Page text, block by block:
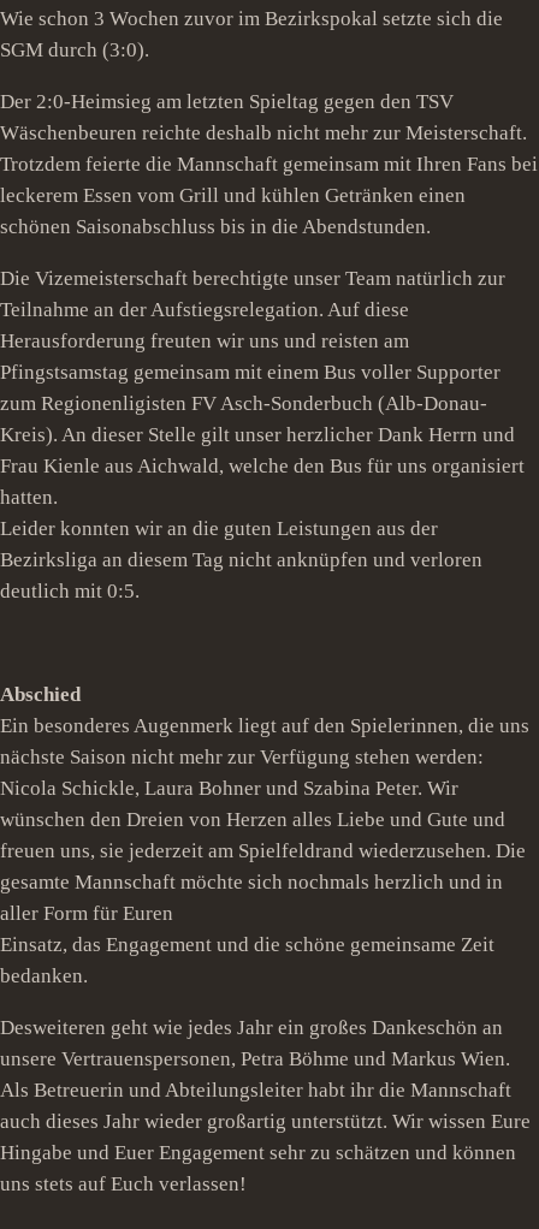
Wie schon 3 Wochen zuvor im Bezirkspokal setzte sich die
SGM durch (3:0).
Der 2:0-Heimsieg am letzten Spieltag gegen den TSV
Wäschenbeuren reichte deshalb nicht mehr zur Meisterschaft.
Trotzdem feierte die Mannschaft gemeinsam mit Ihren Fans bei
leckerem Essen vom Grill und kühlen Getränken einen
schönen Saisonabschluss bis in die Abendstunden.
Die Vizemeisterschaft berechtigte unser Team natürlich zur
Teilnahme an der Aufstiegsrelegation. Auf diese
Herausforderung freuten wir uns und reisten am
Pfingstsamstag gemeinsam mit einem Bus voller Supporter
zum Regionenligisten FV Asch-Sonderbuch (Alb-Donau-
Kreis). An dieser Stelle gilt unser herzlicher Dank Herrn und
Frau Kienle aus Aichwald, welche den Bus für uns organisiert
hatten.
Leider konnten wir an die guten Leistungen aus der
Bezirksliga an diesem Tag nicht anknüpfen und verloren
deutlich mit 0:5.
Abschied
Ein besonderes Augenmerk liegt auf den Spielerinnen, die uns
nächste Saison nicht mehr zur Verfügung stehen werden:
Nicola Schickle, Laura Bohner und Szabina Peter. Wir
wünschen den Dreien von Herzen alles Liebe und Gute und
freuen uns, sie jederzeit am Spielfeldrand wiederzusehen. Die
gesamte Mannschaft möchte sich nochmals herzlich und in
aller Form für Euren
Einsatz, das Engagement und die schöne gemeinsame Zeit
bedanken.
Desweiteren geht wie jedes Jahr ein großes Dankeschön an
unsere Vertrauenspersonen, Petra Böhme und Markus Wien.
Als Betreuerin und Abteilungsleiter habt ihr die Mannschaft
auch dieses Jahr wieder großartig unterstützt. Wir wissen Eure
Hingabe und Euer Engagement sehr zu schätzen und können
uns stets auf Euch verlassen!